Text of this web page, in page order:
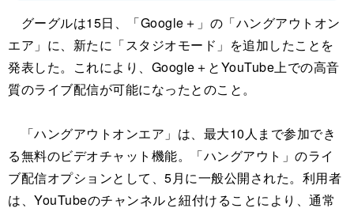
グーグルは15日、「Google＋」の「ハングアウトオン
エア」に、新たに「スタジオモード」を追加したことを
発表した。これにより、Google＋とYouTube上での高音
質のライブ配信が可能になったとのこと。
「ハングアウトオンエア」は、最大10人まで参加でき
る無料のビデオチャット機能。「ハングアウト」のライ
ブ配信オプションとして、5月に一般公開された。利用者
は、YouTubeのチャンネルと紐付けることにより、通常